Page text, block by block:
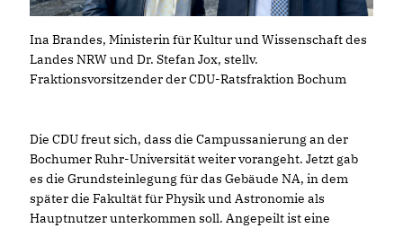
Ina Brandes, Ministerin für Kultur und Wissenschaft des
Landes NRW und Dr. Stefan Jox, stellv.
Fraktionsvorsitzender der CDU-Ratsfraktion Bochum
Die CDU freut sich, dass die Campussanierung an der
Bochumer Ruhr-Universität weiter vorangeht. Jetzt gab
es die Grundsteinlegung für das Gebäude NA, in dem
später die Fakultät für Physik und Astronomie als
Hauptnutzer unterkommen soll. Angepeilt ist eine